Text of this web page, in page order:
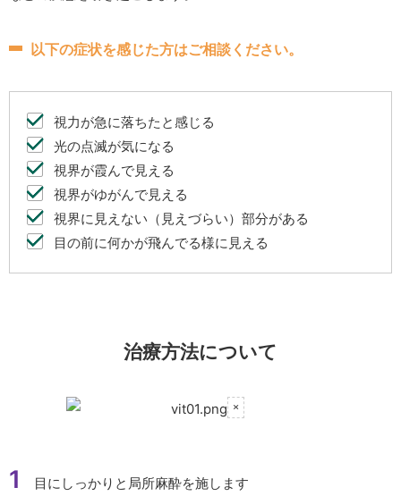
以下の症状を感じた方はご相談ください。
視力が急に落ちたと感じる
光の点滅が気になる
視界が霞んで見える
視界がゆがんで見える
視界に見えない（見えづらい）部分がある
目の前に何かが飛んでる様に見える
治療方法について
1 目にしっかりと局所麻酔を施します